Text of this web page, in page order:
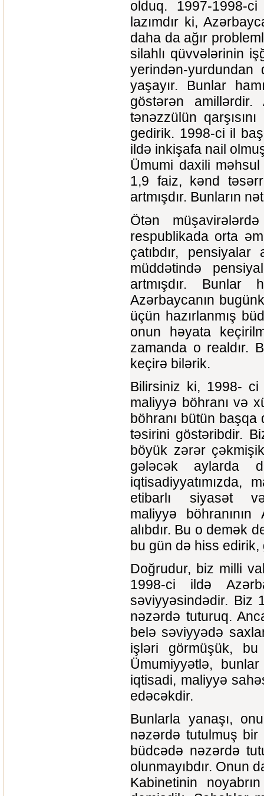
olduq. 1997-1998-
lazımdır ki,
daha da ağır
silahlı qüvvələrinin
yerindən-yurdundan
yaşayır. Bunlar
göstərən
tənəzzülün
gedirik. 1998-ci il
ildə inkişafa nail
Ümumi daxili
1,9 faiz, kənd
artmışdır. Bunların
Ötən
respublikada orta
çatıbdır,
müddətində
artmışdır. Bunlar
Azərbaycanın
üçün hazırlanmış
onun həyata
zamanda o realdır.
keçirə bilərik.
Bilirsiniz ki, 1998- ci
maliyyə böhranı və
böhranı bütün
təsirini göstəribdir.
böyük zərər
gələcək aylarda
iqtisadiyyatımızda,
etibarlı siyasət
maliyyə
alıbdır. Bu o demək
bu gün də hiss
Doğrudur, biz milli
1998-ci ildə
səviyyəsindədir. Biz
nəzərdə tuturuq.
belə səviyyədə
işləri görmüşük,
Ümumiyyətlə,
iqtisadi, maliyyə
edəcəkdir.
Bunlarla yanaşı,
nəzərdə tutulmuş
büdcədə nəzərdə
olunmayıbdır. Onun
Kabinetinin